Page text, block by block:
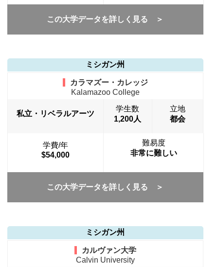
この大学データを詳しく見る ＞
ミシガン州
カラマズー・カレッジ
Kalamazoo College
私立・リベラルアーツ
学生数
1,200人
立地
都会
学費/年
$54,000
難易度
非常に難しい
この大学データを詳しく見る ＞
ミシガン州
カルヴァン大学
Calvin University